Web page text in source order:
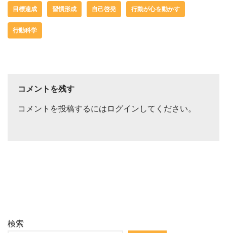
目標達成 習慣形成 自己啓発 行動が心を動かす
行動科学
コメントを残す
コメントを投稿するには ログイン してください。
検索